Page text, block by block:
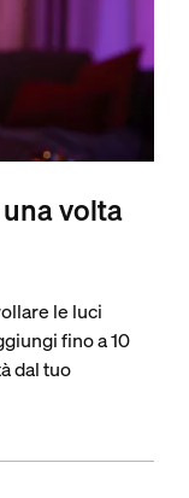
volta
le luci
fino a 10
dal tuo